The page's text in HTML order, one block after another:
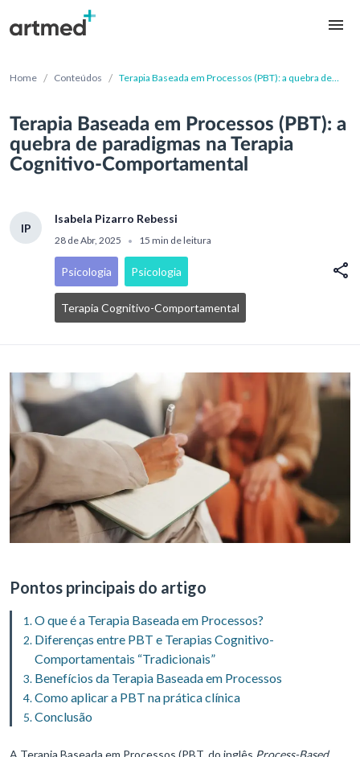
Home / Conteúdos / Terapia Baseada em Processos (PBT): a quebra de
Terapia Baseada em Processos (PBT): a
quebra de paradigmas na Terapia
Cognitivo-Comportamental
IP
Isabela Pizarro Rebessi
28 de Abr, 2025 • 15 min de leitura
Psicologia Psicologia
Terapia Cognitivo-Comportamental
Pontos principais do artigo
O que é a Terapia Baseada em Processos?
Diferenças entre PBT e Terapias Cognitivo-
Comportamentais “Tradicionais”
Benefícios da Terapia Baseada em Processos
Como aplicar a PBT na prática clínica
Conclusão